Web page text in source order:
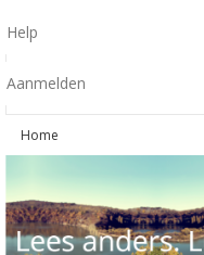
Help
Aanmelden
Home